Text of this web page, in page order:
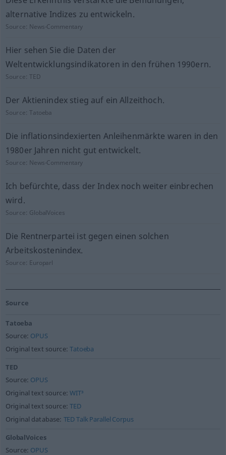
alternative Indizes zu entwickeln.
Source: News-Commentary
Hier sehen Sie die Daten der
Weltentwicklungsindikatoren in den frühen 1990ern.
Source:TED
Der Aktienindex stieg auf ein Allzeithoch.
Source:Tatoeba
Die inflationsindexierten Anleihenmärkte waren in den
1980er Jahren nicht gut entwickelt.
Source: News-Commentary
Ich befürchte, dass der Index noch weiter einbrechen
wird.
Source: GlobalVoices
Die Rentnerpartei ist gegen einen solchen
Arbeitskostenindex.
Source: Europarl
Source
Tatoeba
Source: OPUS
Original text source:Tatoeba
TED
Source: OPUS
Original text source:WIT³
Original text source:TED
Original database: TED Talk Parallel Corpus
GlobalVoices
Source: OPUS